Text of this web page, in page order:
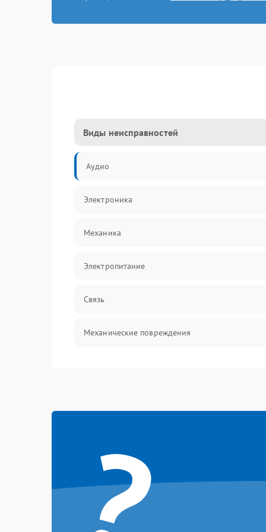
Виды неисправностей
Аудио
Электроника
Механика
Электропитание
Связь
Механические повреждения